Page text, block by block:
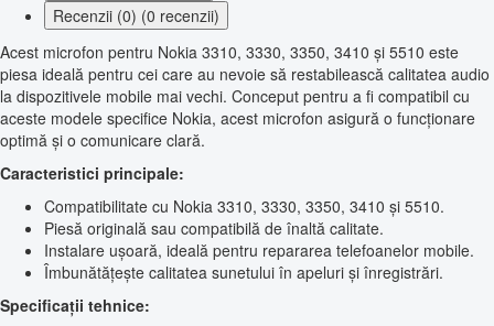
Recenzii (0) (0 recenzii)
Acest microfon pentru Nokia 3310, 3330, 3350, 3410 și 5510 este
piesa ideală pentru cei care au nevoie să restabilească calitatea audio
la dispozitivele mobile mai vechi. Conceput pentru a fi compatibil cu
aceste modele specifice Nokia, acest microfon asigură o funcționare
optimă și o comunicare clară.
Caracteristici principale:
Compatibilitate cu Nokia 3310, 3330, 3350, 3410 și 5510.
Piesă originală sau compatibilă de înaltă calitate.
Instalare ușoară, ideală pentru repararea telefoanelor mobile.
Îmbunătățește calitatea sunetului în apeluri și înregistrări.
Specificații tehnice: